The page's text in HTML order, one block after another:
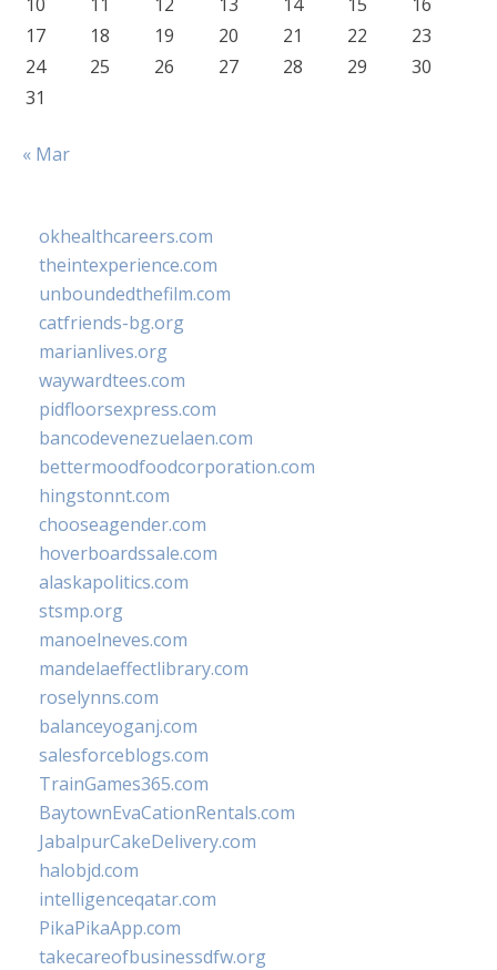
17
18 19 20 21 22
23
24
25 26 27 28 29
30
31
« Mar
okhealthcareers.com
theintexperience.com
unboundedthefilm.com
catfriends-bg.org
marianlives.org
waywardtees.com
pidfloorsexpress.com
bancodevenezuelaen.com
bettermoodfoodcorporation.com
hingstonnt.com
chooseagender.com
hoverboardssale.com
alaskapolitics.com
stsmp.org
manoelneves.com
mandelaeffectlibrary.com
roselynns.com
balanceyoganj.com
salesforceblogs.com
TrainGames365.com
BaytownEvaCationRentals.com
JabalpurCakeDelivery.com
halobjd.com
intelligenceqatar.com
PikaPikaApp.com
takecareofbusinessdfw.org